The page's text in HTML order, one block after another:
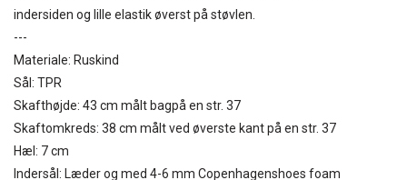
indersiden og lille elastik øverst på støvlen.
---
Materiale: Ruskind
Sål: TPR
Skafthøjde: 43 cm målt bagpå en str. 37
Skaftomkreds: 38 cm målt ved øverste kant på en str. 37
Hæl: 7 cm
Indersål: Læder og med 4-6 mm Copenhagenshoes foam